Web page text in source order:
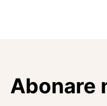
Abonare